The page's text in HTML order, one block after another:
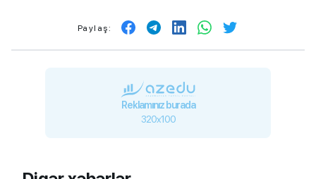
Paylaş:
Reklamınız burada
320x100